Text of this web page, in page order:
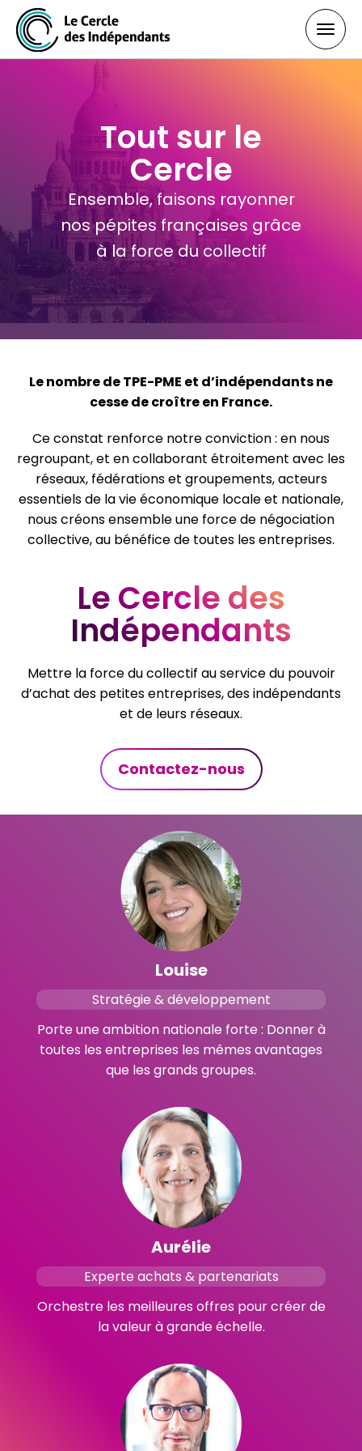
Tout sur le
Cercle
Ensemble, faisons rayonner
nos pépites françaises grâce
à la force du collectif
Le nombre de TPE-PME et d’indépendants ne
cesse de croître en France.
Ce constat renforce notre conviction : en nous
regroupant, et en collaborant étroitement avec les
réseaux, fédérations et groupements, acteurs
essentiels de la vie économique locale et nationale,
nous créons ensemble une force de négociation
collective, au bénéfice de toutes les entreprises.
Le Cercle des
Indépendants
Mettre la force du collectif au service du pouvoir
d’achat des petites entreprises, des indépendants
et de leurs réseaux.
Contactez-nous
Louise
Stratégie & développement
Porte une ambition nationale forte : Donner à
toutes les entreprises les mêmes avantages
que les grands groupes.
Aurélie
Experte achats & partenariats
Orchestre les meilleures offres pour créer de
la valeur à grande échelle.